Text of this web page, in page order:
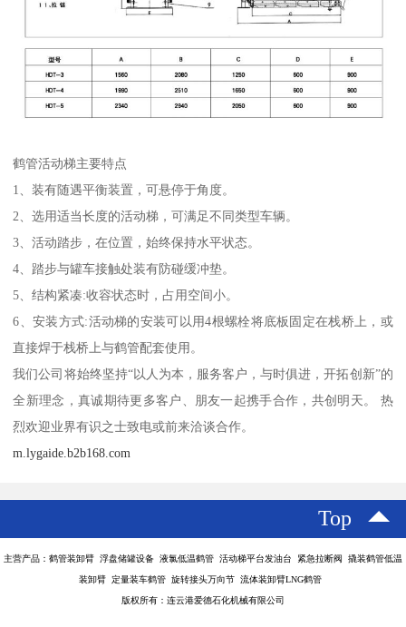
鹤管活动梯主要特点
1、装有随遇平衡装置，可悬停于角度。
2、选用适当长度的活动梯，可满足不同类型车辆。
3、活动踏步，在位置，始终保持水平状态。
4、踏步与罐车接触处装有防碰缓冲垫。
5、结构紧凑:收容状态时，占用空间小。
6、安装方式:活动梯的安装可以用4根螺栓将底板固定在栈桥上，或
直接焊于栈桥上与鹤管配套使用。
我们公司将始终坚持“以人为本，服务客户，与时俱进，开拓创新”的
全新理念，真诚期待更多客户、朋友一起携手合作，共创明天。 热
烈欢迎业界有识之士致电或前来洽谈合作。
m.lygaide.b2b168.com
Top
主营产品：鹤管装卸臂 浮盘储罐设备 液氯低温鹤管 活动梯平台发油台 紧急拉断阀 撬装鹤管低温
装卸臂 定量装车鹤管 旋转接头万向节 流体装卸臂LNG鹤管
版权所有：连云港爱德石化机械有限公司